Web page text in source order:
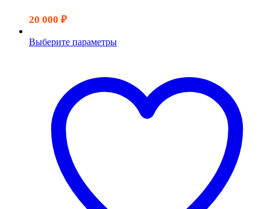
20 000 ₽
Выберите параметры